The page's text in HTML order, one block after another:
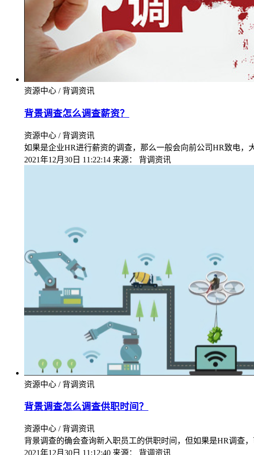
资源中心 / 背调资讯
背景调查怎么调查薪资？
资源中心 / 背调资讯
如果是企业HR进行薪资的调查，那么一般会向前公司HR致电，
2021年12月30日 11:22:14 来源： 背调资讯
资源中心 / 背调资讯
背景调查怎么调查供职时间？
资源中心 / 背调资讯
背景调查的确会查询新入职员工的供职时间，但如果是HR调查
2021年12月30日 11:12:40 来源： 背调资讯